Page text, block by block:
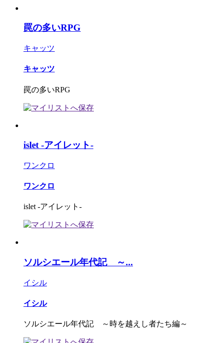
罠の多いRPG
キャッツ
キャッツ
罠の多いRPG
islet -アイレット-
ワンクロ
ワンクロ
islet -アイレット-
ソルシエール年代記 ～...
イシル
イシル
ソルシエール年代記 ～時を越えし者たち編～